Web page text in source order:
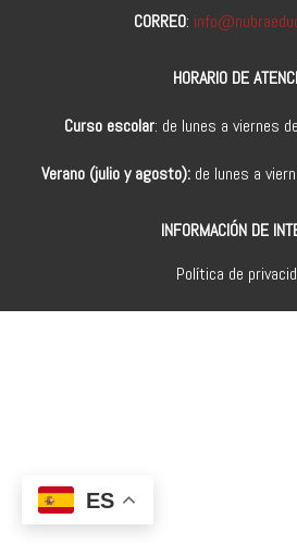
CORREO:
HORARIO DE
Curso escolar: de lunes a viernes
Verano (julio y agosto):de lunes a
INFORMACIÓN DE
Política de
ES